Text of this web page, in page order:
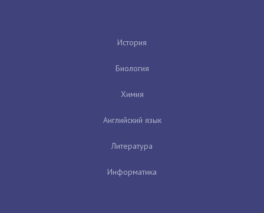
История
Биология
Химия
Английский язык
Литература
Информатика